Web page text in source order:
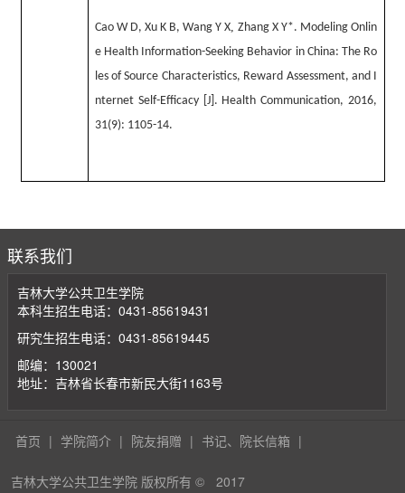
Cao W D, Xu K B, Wang Y X ,Zhang X Y*. Modeling Onlin
e Health Information-Seeking Behavior in China: The Ro
les of Source Characteristics, Reward Assessment, and I
nternet Self-Efficacy [J]. Health Communication, 2016,
31(9): 1105-14.
联系我们
吉林大学公共卫生学院
本科生招生电话：0431-85619431
研究生招生电话：0431-85619445
邮编：130021
地址：吉林省长春市新民大街1163号
首页 | 学院简介 | 院友捐赠 | 书记、院长信箱 |
吉林大学公共卫生学院 版权所有 © 2017